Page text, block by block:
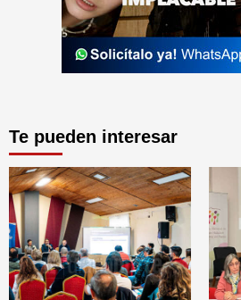
Te pueden interesar